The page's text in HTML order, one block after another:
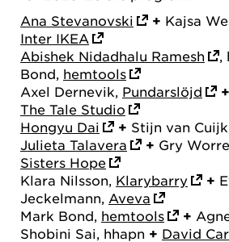
Ana Stevanovski
+ Kajsa
Inter IKEA
Abishek Nidadhalu Ramesh
Bond, hemtools
Axel Dernevik, Pundarslöjd +
The Tale Studio
Hongyu Dai
+ Stijn van Cuijk,
Julieta Talavera
+ Gry
Sisters Hope
Klara Nilsson, Klarybarry +
Jeckelmann, Aveva
Mark Bond, hemtools +
Shobini Sai, hhapn + David